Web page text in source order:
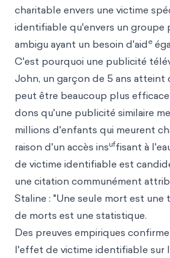
charitable envers une victime
identifiable qu'envers un groupe
ambigu ayant un besoin d'aide
C'est pourquoi une publicité
John, un garçon de 5 ans atteint
peut être beaucoup plus
dons qu'une publicité similaire
millions d'enfants qui meurent
raison d'un accès insuffisant à
de victime identifiable est
une citation communément
Staline : "Une seule mort est une
de morts est une statistique.
Des preuves empiriques
l'effet de victime identifiable sur